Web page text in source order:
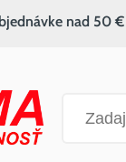
nad 50